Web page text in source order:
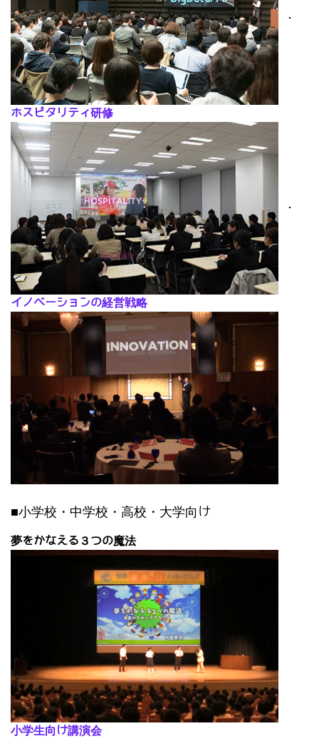
･
ホスピタリティ研修
･
イノベーションの経営戦略
■小学校・中学校・高校・大学向け
夢をかなえる３つの魔法
小学生向け講演会